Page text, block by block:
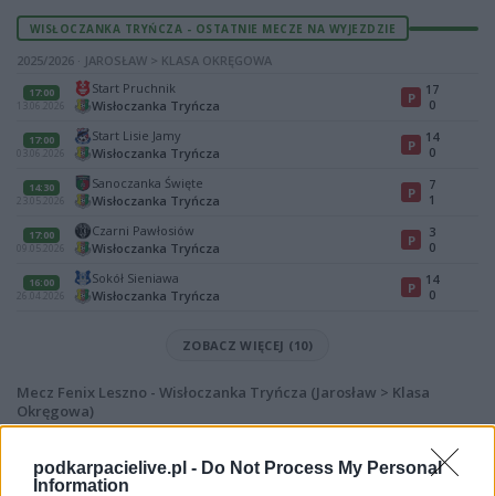
podkarpacielive.pl - Do Not Process My Personal
Information
WISŁOCZANKA TRYŃCZA - OSTATNIE MECZE NA WYJEZDZIE
2025/2026 · JAROSŁAW > KLASA OKRĘGOWA
17:00
13.06.2026
Start Pruchnik
Wisłoczanka Tryńcza
P
17
0
17:00
03.06.2026
Start Lisie Jamy
Wisłoczanka Tryńcza
P
14
0
14:30
23.05.2026
Sanoczanka Święte
Wisłoczanka Tryńcza
P
7
1
17:00
09.05.2026
Czarni Pawłosiów
Wisłoczanka Tryńcza
P
3
0
16:00
26.04.2026
Sokół Sieniawa
Wisłoczanka Tryńcza
P
14
0
ZOBACZ WIĘCEJ (10)
Mecz Fenix Leszno - Wisłoczanka Tryńcza (Jarosław > Klasa
Okręgowa)
zostanie w ramach Jarosław > Klasa Okręgowa (14. kolejki - Klasa O
Jarosław).